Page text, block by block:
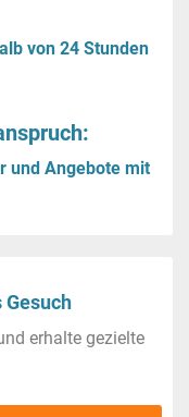
von 24 Stunden
und Angebote mit
erhalte gezielte